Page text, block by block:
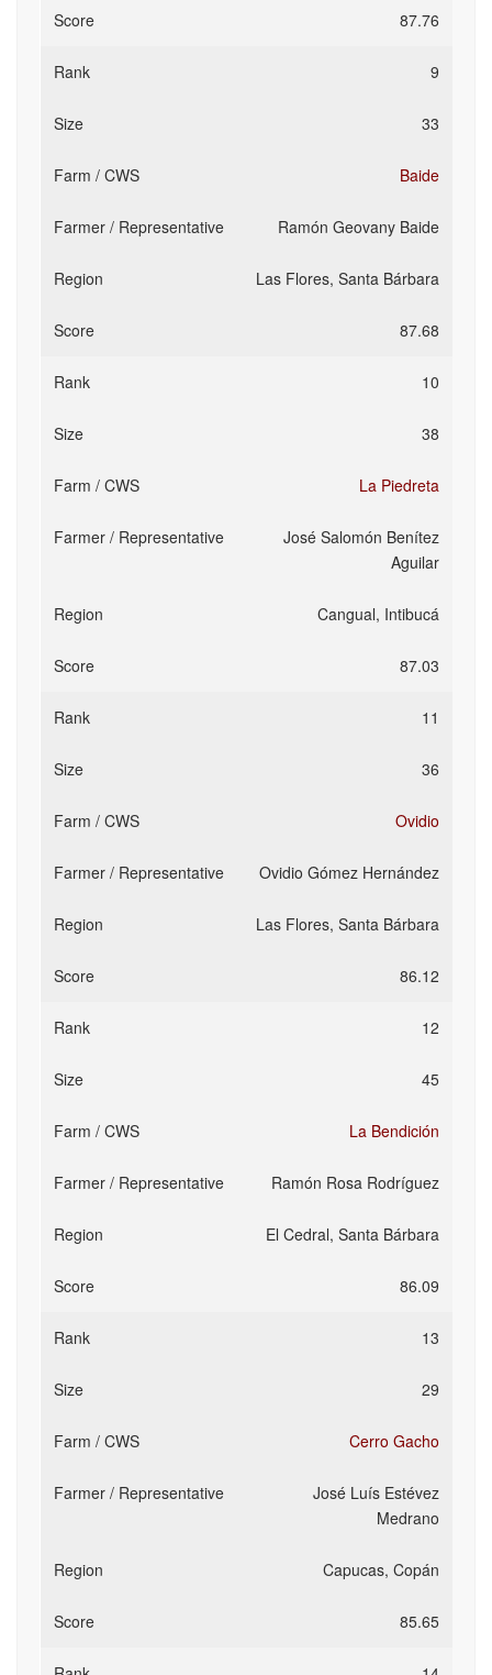
87.76
9
33
Baide
Ramón Geovany Baide
Las Flores, Santa Bárbara
87.68
10
38
La Piedreta
José Salomón Benítez
Aguilar
Cangual, Intibucá
87.03
11
36
Ovidio
Ovidio Gómez Hernández
Las Flores, Santa Bárbara
86.12
12
45
La Bendición
Ramón Rosa Rodríguez
El Cedral, Santa Bárbara
86.09
13
29
Cerro Gacho
José Luís Estévez
Medrano
Capucas, Copán
85.65